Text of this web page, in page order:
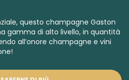
questo champagne Gaston
gamma di alto livello, in quantità
all’onore champagne e vini